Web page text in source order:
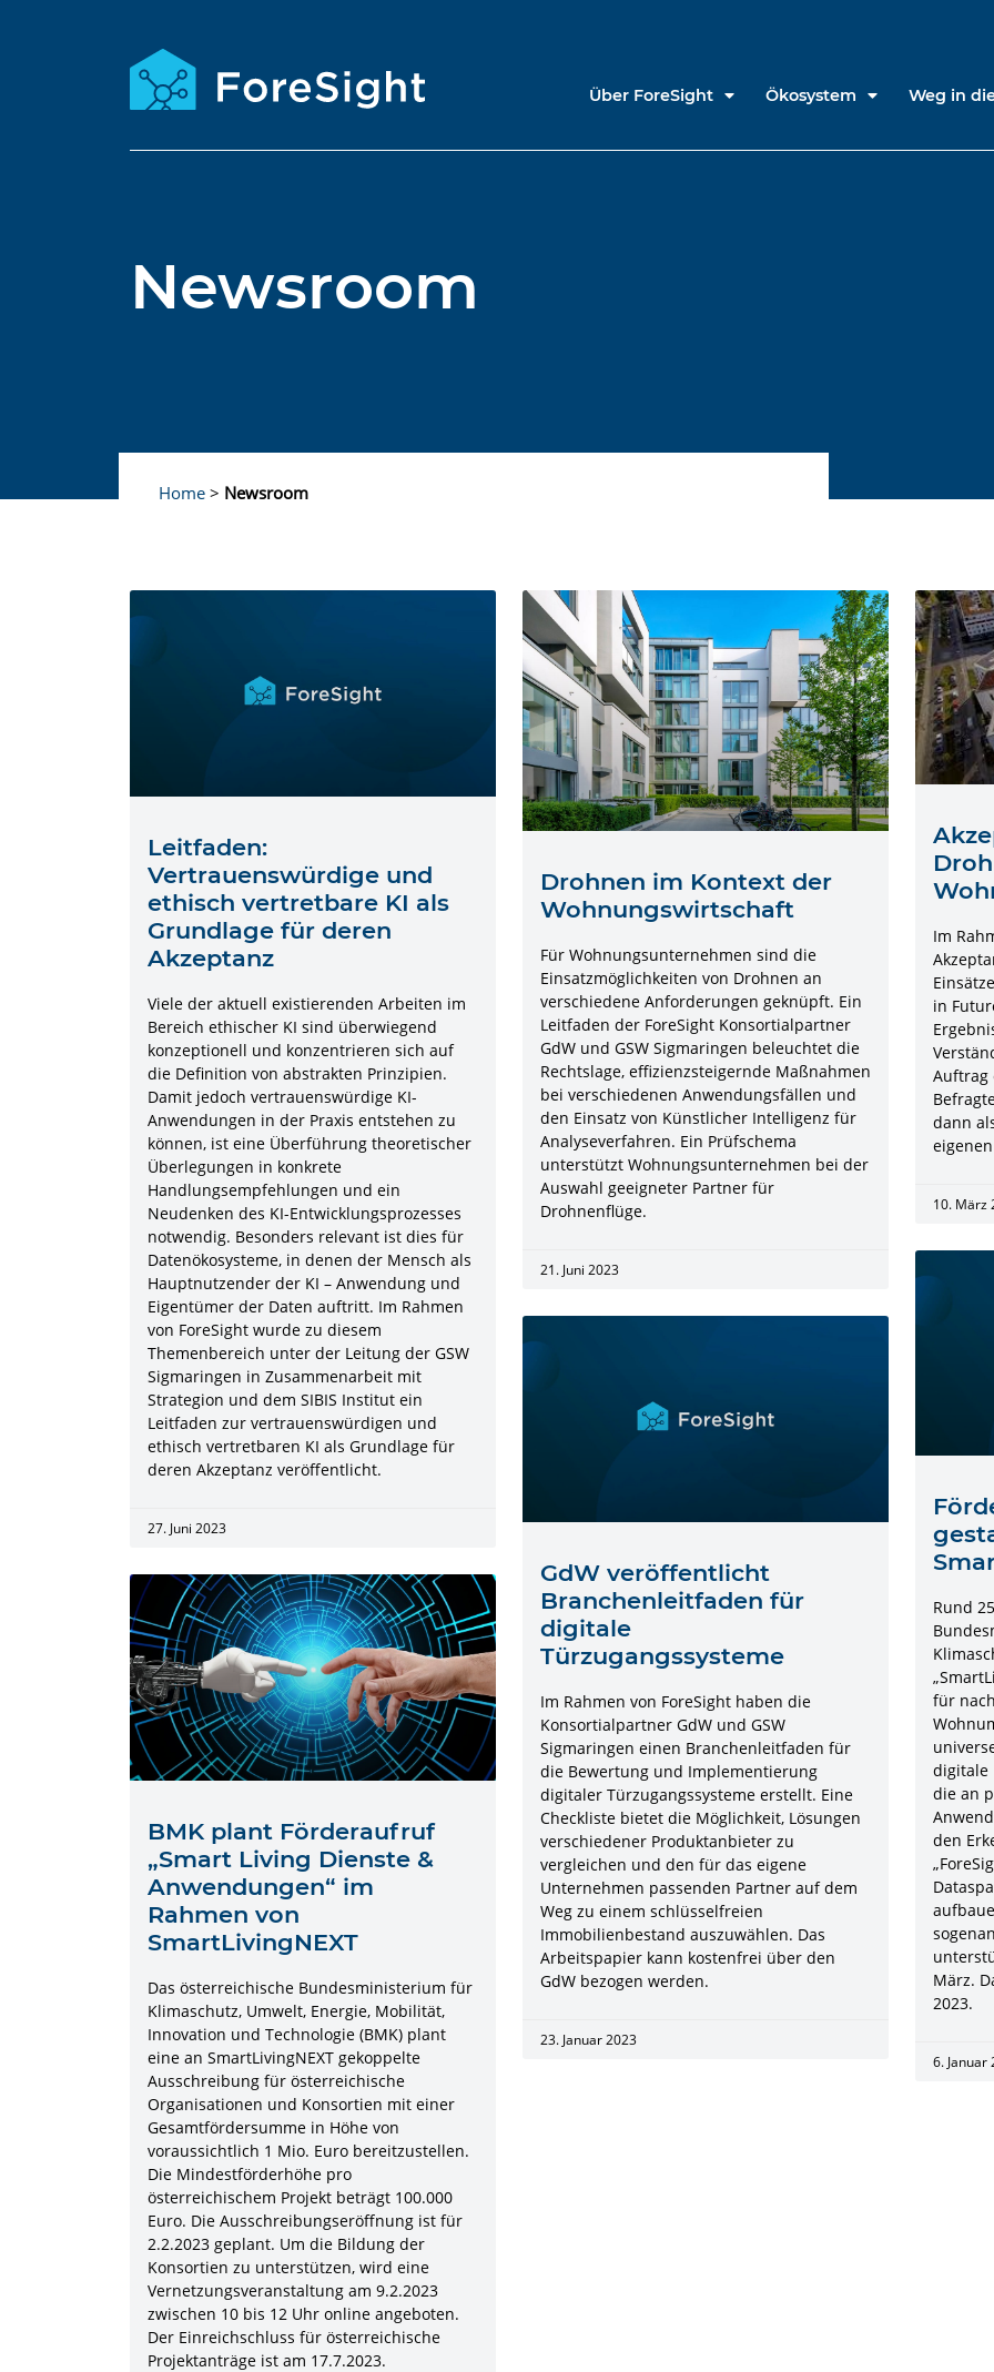
Über ForeSight Ökosystem Weg in
Newsroom
Home> Newsroom
Leitfaden:
Vertrauenswürdige und
ethisch vertretbare KI als
Grundlage für deren
Akzeptanz
Viele der aktuell existierenden Arbeiten im
Bereich ethischer KI sind überwiegend
konzeptionell und konzentrieren sich auf
die Definition von abstrakten Prinzipien.
Damit jedoch vertrauenswürdige KI-
Anwendungen in der Praxis entstehen zu
können, ist eine Überführung theoretischer
Überlegungen in konkrete
Handlungsempfehlungen und ein
Neudenken des KI-Entwicklungsprozesses
notwendig. Besonders relevant ist dies für
Datenökosysteme, in denen der Mensch als
Hauptnutzender der KI – Anwendung und
Eigentümer der Daten auftritt. Im Rahmen
von ForeSight wurde zu diesem
Themenbereich unter der Leitung der GSW
Sigmaringen in Zusammenarbeit mit
Strategion und dem SIBIS Institut ein
Leitfaden zur vertrauenswürdigen und
ethisch vertretbaren KI als Grundlage für
deren Akzeptanz veröffentlicht.
27. Juni 2023
Drohnen im Kontext der
Wohnungswirtschaft
Für Wohnungsunternehmen sind die
Einsatzmöglichkeiten von Drohnen an
verschiedene Anforderungen geknüpft. Ein
Leitfaden der ForeSight Konsortialpartner
GdW und GSW Sigmaringen beleuchtet die
Rechtslage, effizienzsteigernde Maßnahmen
bei verschiedenen Anwendungsfällen und
den Einsatz von Künstlicher Intelligenz für
Analyseverfahren. Ein Prüfschema
unterstützt Wohnungsunternehmen bei der
Auswahl geeigneter Partner für
Drohnenflüge.
21. Juni 2023
Im
in
Auftrag
dann
10. März
BMK plant Förderaufruf
„Smart Living Dienste &
Anwendungen“ im
Rahmen von
SmartLivingNEXT
Das österreichische Bundesministerium für
Klimaschutz, Umwelt, Energie, Mobilität,
Innovation und Technologie (BMK) plant
eine an SmartLivingNEXT gekoppelte
Ausschreibung für österreichische
Organisationen und Konsortien mit einer
Gesamtfördersumme in Höhe von
voraussichtlich 1 Mio. Euro bereitzustellen.
Die Mindestförderhöhe pro
österreichischem Projekt beträgt 100.000
Euro. Die Ausschreibungseröffnung ist für
2.2.2023 geplant. Um die Bildung der
Konsortien zu unterstützen, wird eine
Vernetzungsveranstaltung am 9.2.2023
zwischen 10 bis 12 Uhr online angeboten.
Der Einreichschluss für österreichische
Projektanträge ist am 17.7.2023.
GdW veröffentlicht
Branchenleitfaden für
digitale
Türzugangssysteme
Im Rahmen von ForeSight haben die
Konsortialpartner GdW und GSW
Sigmaringen einen Branchenleitfaden für
die Bewertung und Implementierung
digitaler Türzugangssysteme erstellt. Eine
Checkliste bietet die Möglichkeit, Lösungen
verschiedener Produktanbieter zu
vergleichen und den für das eigene
Unternehmen passenden Partner auf dem
Weg zu einem schlüsselfreien
Immobilienbestand auszuwählen. Das
Arbeitspapier kann kostenfrei über den
GdW bezogen werden.
23. Januar 2023
Rund
für
digitale
die an
den
März.
2023.
6. Januar